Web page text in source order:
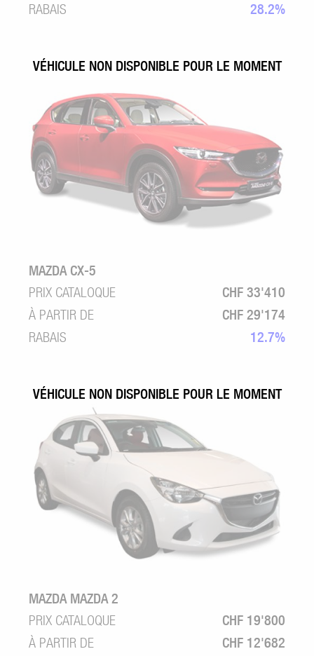
RABAIS
28.2%
VÉHICULE NON DISPONIBLE POUR LE MOMENT
MAZDA CX-5
PRIX CATALOQUE
CHF 33'410
À PARTIR DE
CHF 29'174
RABAIS
12.7%
VÉHICULE NON DISPONIBLE POUR LE MOMENT
MAZDA MAZDA 2
PRIX CATALOQUE
CHF 19'800
À PARTIR DE
CHF 12'682